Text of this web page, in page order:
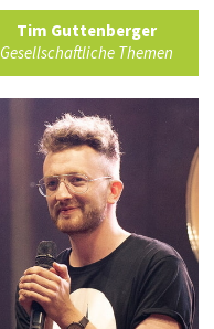
Tim Guttenberger
Gesellschaftliche Themen